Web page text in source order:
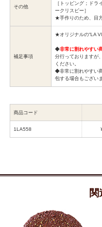
その他
［トッピング；ドラ
ークリスピー］
★手作りのため、目
補足事項
★オリジナルの“LA
◆非常に割れやすい
分行っておりますが
ください。
◆非常に割れやすい
包する場合もござい
商品コード
1LA558